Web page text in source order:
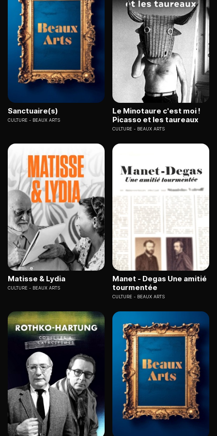
Sanctuaire(s)
CULTURE BEAUX ARTS
Le Minotaure c'est moi !
Picasso et les taureaux
CULTURE BEAUX ARTS
Matisse & Lydia
CULTURE BEAUX ARTS
Manet - Degas Une amitié
tourmentée
CULTURE BEAUX ARTS